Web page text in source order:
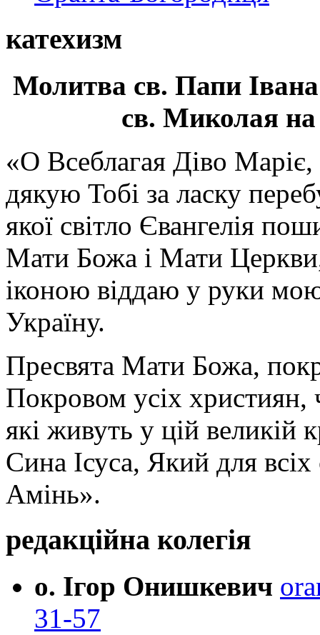
катехизм
Молитва св. Папи
св. Миколая на
«О Всеблагая Діво
дякую Тобі за ласку
якої світло Євангелія
Мати Божа і Мати
іконою віддаю у руки
Україну.
Пресвята Мати Божа,
Покровом усіх християн,
які живуть у цій великій
Сина Ісуса, Який для
Амінь».
редакційна колегія
о. Ігор Онишкевич
31-57